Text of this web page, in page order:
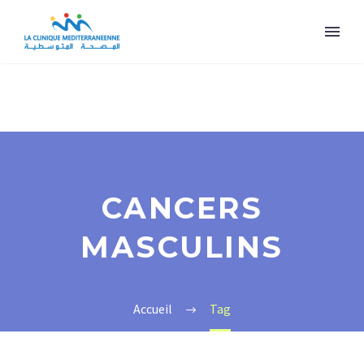
CANCERS
MASCULINS
Accueil Tag